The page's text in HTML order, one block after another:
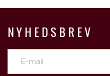
NYHEDSBREV